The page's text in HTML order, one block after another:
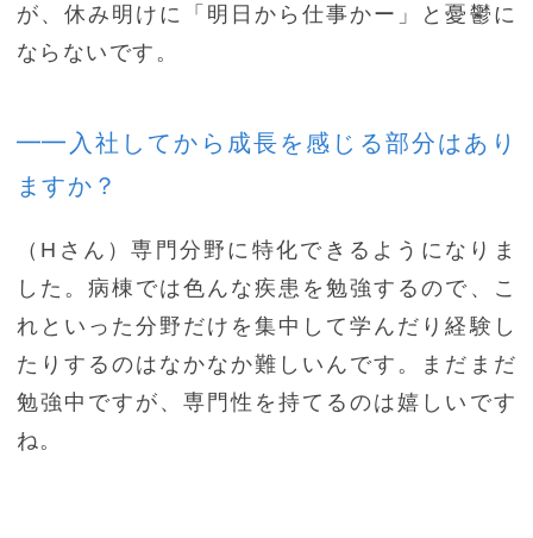
が、休み明けに「明日から仕事かー」と憂鬱に
ならないです。
━━入社してから成長を感じる部分はあり
ますか？
（Hさん）専門分野に特化できるようになりま
した。病棟では色んな疾患を勉強するので、こ
れといった分野だけを集中して学んだり経験し
たりするのはなかなか難しいんです。まだまだ
勉強中ですが、専門性を持てるのは嬉しいです
ね。